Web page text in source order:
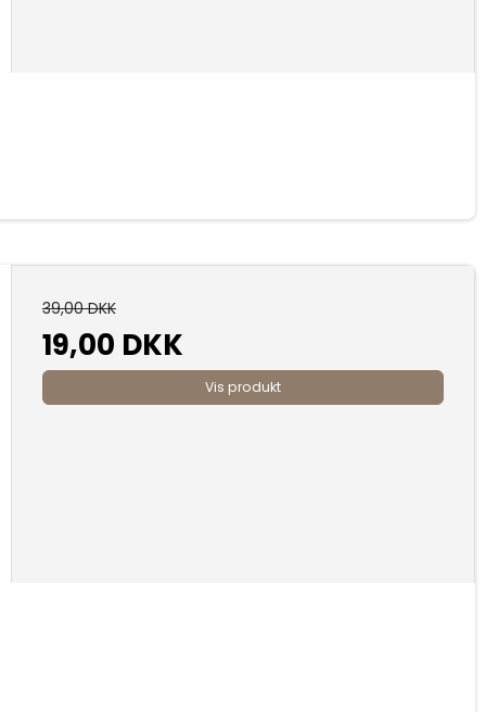
39,00 DKK
19,00 DKK
Vis produkt